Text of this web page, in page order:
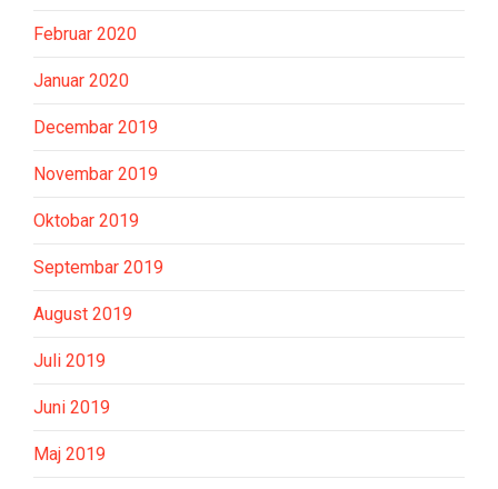
Februar 2020
Januar 2020
Decembar 2019
Novembar 2019
Oktobar 2019
Septembar 2019
August 2019
Juli 2019
Juni 2019
Maj 2019